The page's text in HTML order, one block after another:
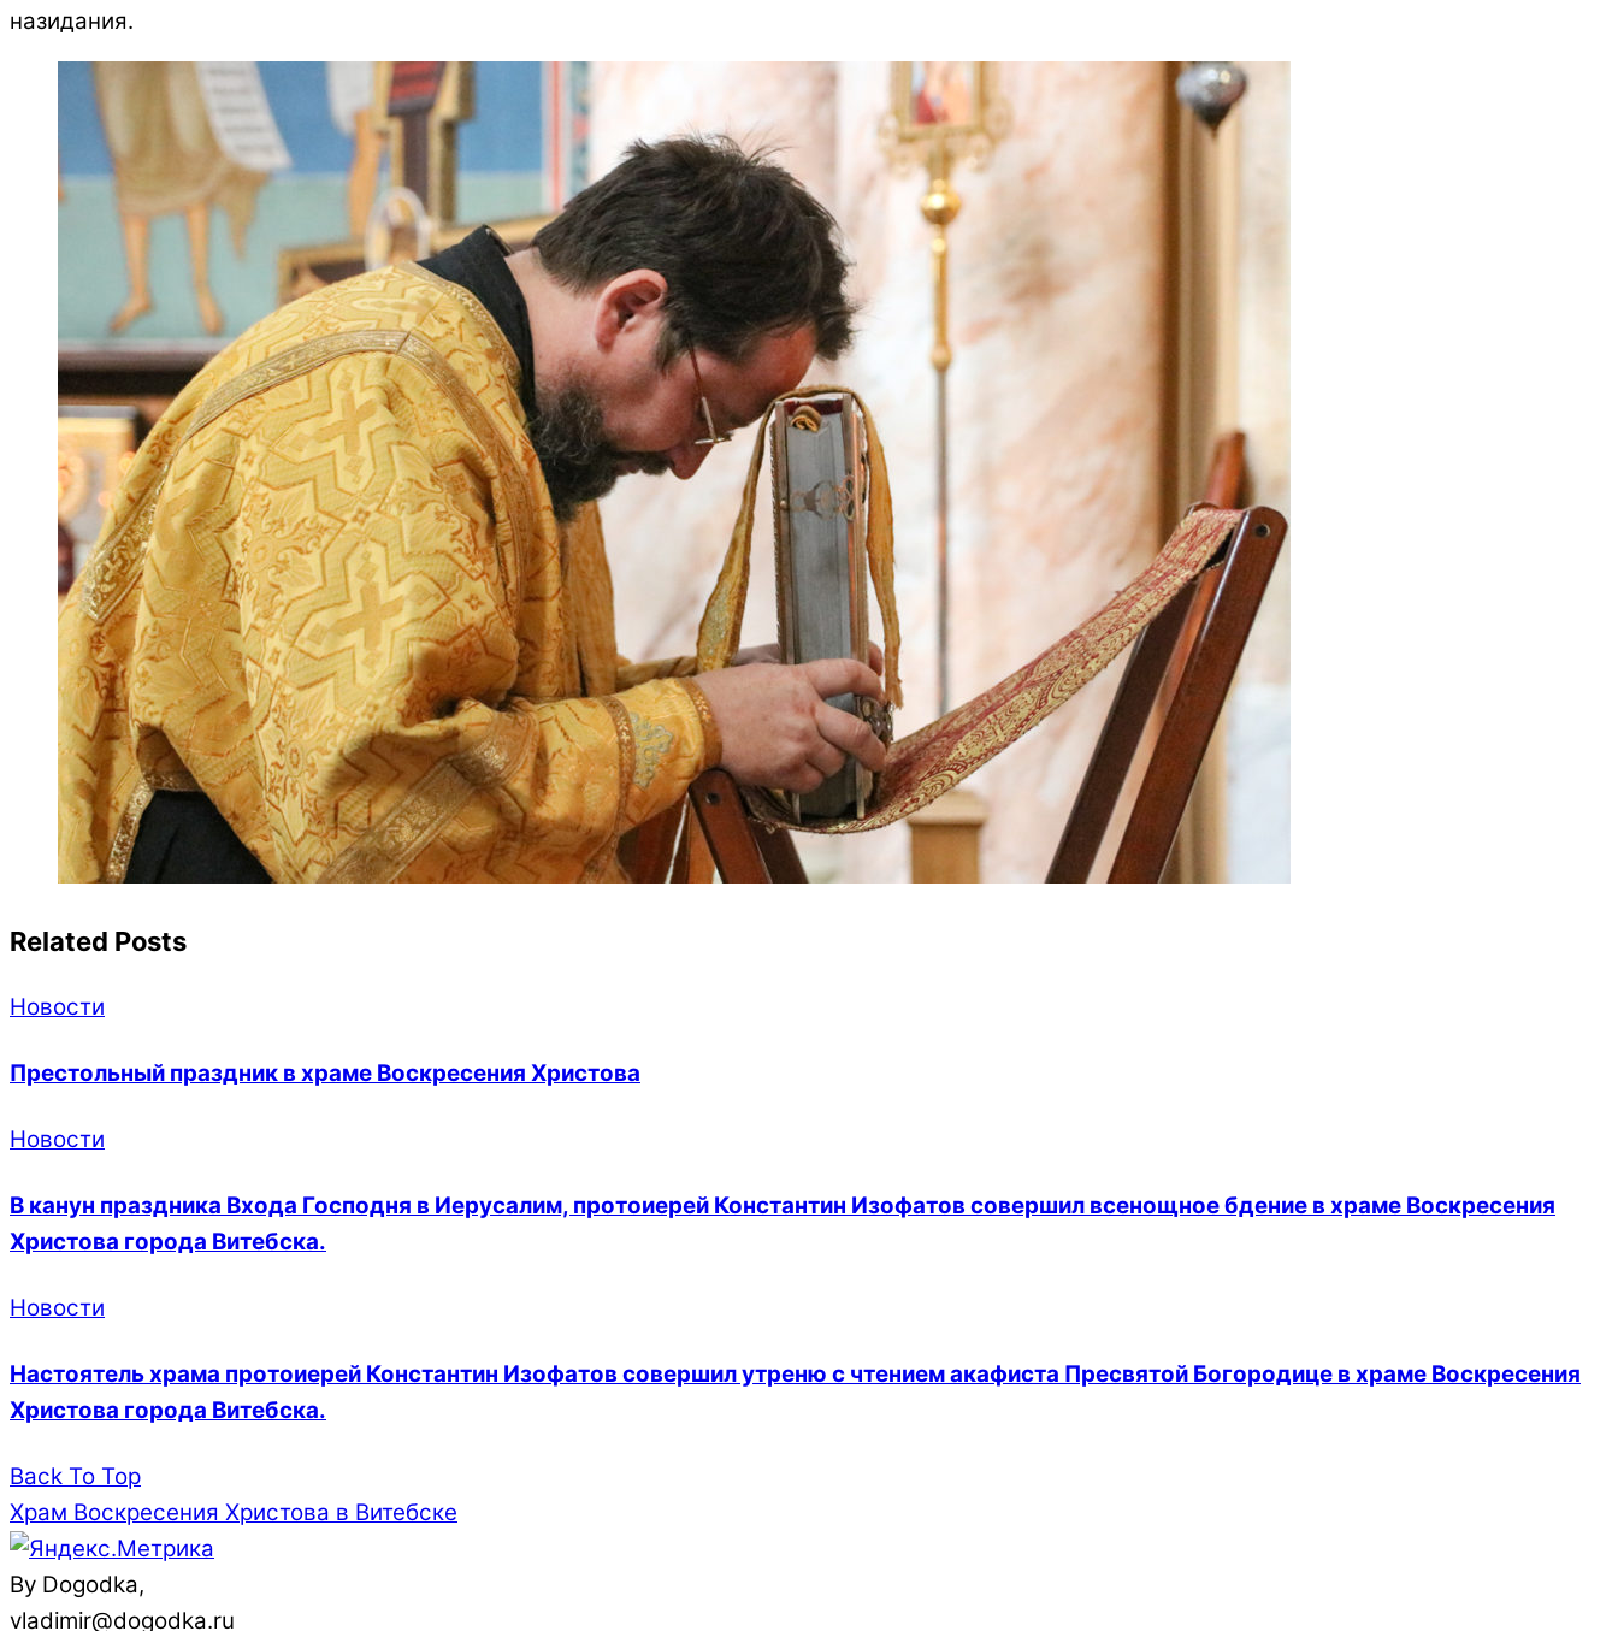
назидания.
Related Posts
Новости
Престольный праздник в храме Воскресения Христова
Новости
В канун праздника Входа Господня в Иерусалим, протоиерей Константин Изофатов совершил всенощное бдение в храме Воскресения
Христова города Витебска.
Новости
Настоятель храма протоиерей Константин Изофатов совершил утреню с чтением акафиста Пресвятой Богородице в храме Воскресения
Христова города Витебска.
Back To Top
Храм Воскресения Христова в Витебске
By Dogodka,
vladimir@dogodka.ru